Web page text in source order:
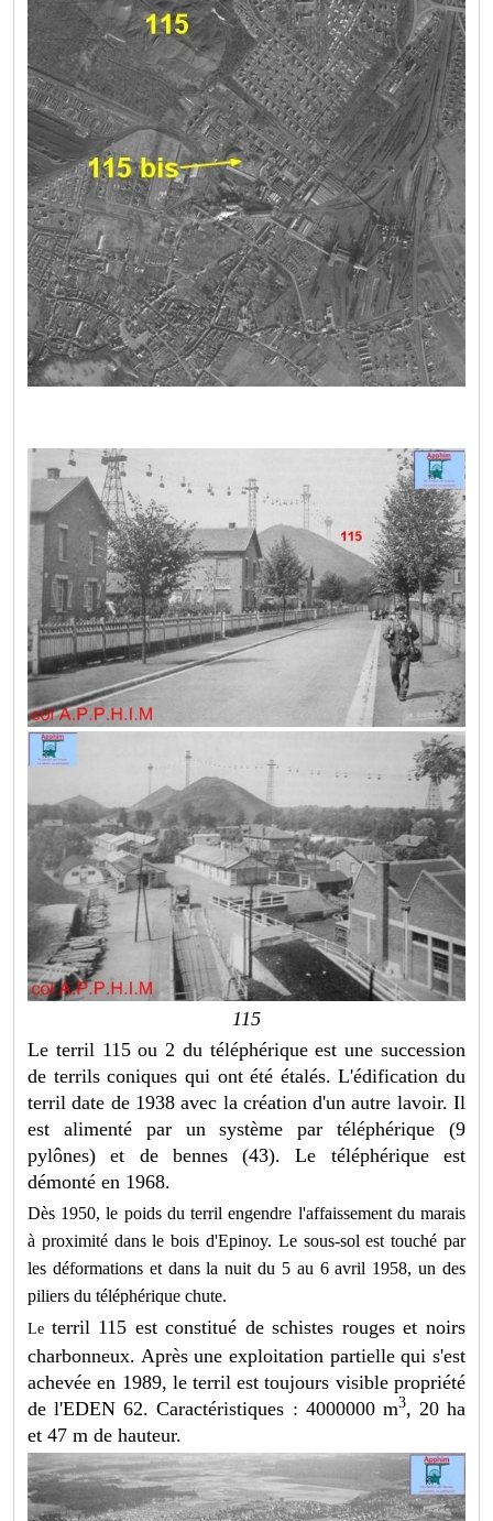
115
Le terril 115 ou 2 du téléphérique est une succession
de terrils coniques qui ont été étalés. L'édification du
terril date de 1938 avec la création d'un autre lavoir. Il
est alimenté par un système par téléphérique (9
pylônes) et de bennes (43). Le téléphérique est
démonté en 1968.
Dès 1950, le poids du terril engendre l'affaissement du marais
à proximité dans le bois d'Epinoy. Le sous-sol est touché par
les déformations et dans la nuit du 5 au 6 avril 1958, un des
piliers du téléphérique chute.
Le terril 115 est constitué de schistes rouges et noirs
charbonneux. Après une exploitation partielle qui s'est
achevée en 1989, le terril est toujours visible propriété
de l'EDEN 62. Caractéristiques : 4000000 m3, 20 ha
et 47 m de hauteur.